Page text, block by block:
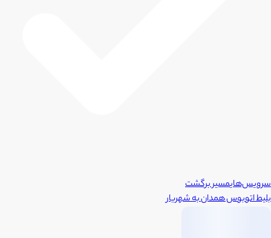
سرویس‌هایمسیر برگشت
بلیط اتوبوسهمدانبهشهریار